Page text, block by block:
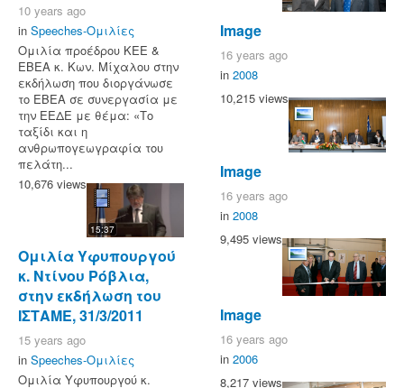
10 years ago
in Speeches-Ομιλίες
Ομιλία προέδρου ΚΕΕ &
ΕΒΕΑ κ. Κων. Μίχαλου στην
εκδήλωση που διοργάνωσε
το ΕΒΕΑ σε συνεργασία με
την ΕΕΔΕ με θέμα: «Το
ταξίδι και η
ανθρωπογεωγραφία του
πελάτη...
10,676 views
15:37
Ομιλία Υφυπουργού
κ. Ντίνου Ρόβλια,
στην εκδήλωση του
ΙΣΤΑΜΕ, 31/3/2011
15 years ago
in Speeches-Ομιλίες
Ομιλία Υφυπουργού κ.
Image
16 years ago
in 2008
10,215 views
Image
16 years ago
in 2008
9,495 views
Image
16 years ago
in 2006
8,217 views